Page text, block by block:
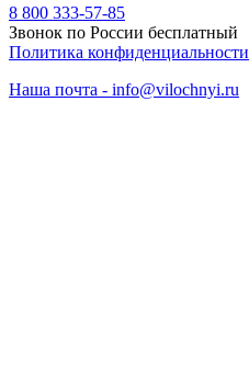
8 800 333-57-85
Звонок по России бесплатный
Политика конфиденциальности
Наша почта - info@vilochnyi.ru